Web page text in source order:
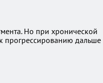
Но при хронической
прогрессированию дальше